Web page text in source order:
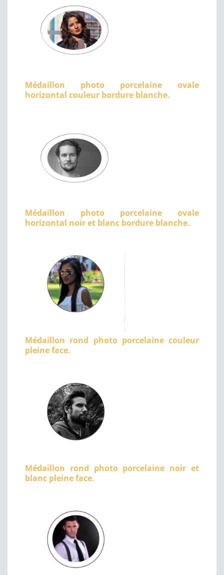
Médaillon photo porcelaine ovale
horizontal couleur bordure blanche.
Médaillon photo porcelaine ovale
horizontal noir et blanc bordure blanche.
Médaillon rond photo porcelaine couleur
pleine face.
Médaillon rond photo porcelaine noir et
blanc pleine face.